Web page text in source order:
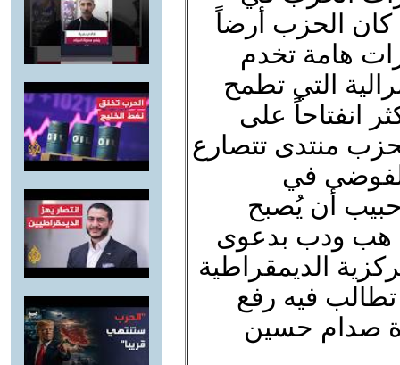
كان الحزب أرضاً
هامة تخدم
التي تطمح
انفتاحاً على
منتدى تتصارع
في
كافة0 هل يرضيكََ يا د0 حبيب أن يُصبح
هب ودب بدعوى
الديمقراطية
يوم تطالب فيه رفع
صدام حسين